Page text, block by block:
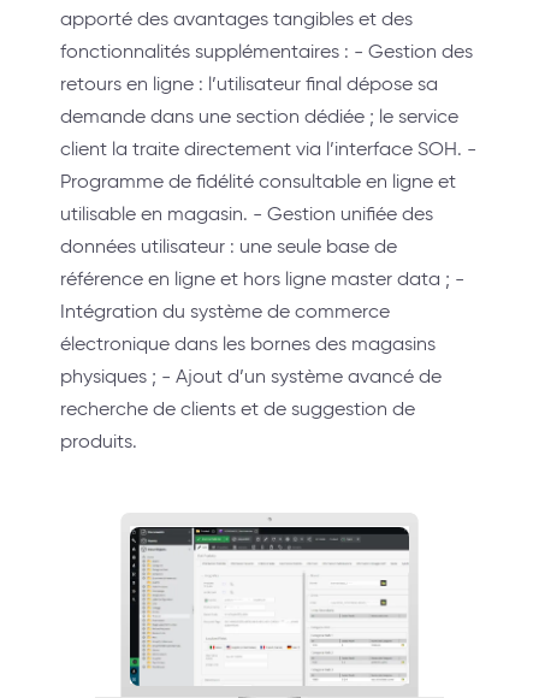
apporté des avantages tangibles et des
fonctionnalités supplémentaires : - Gestion des
retours en ligne : l’utilisateur final dépose sa
demande dans une section dédiée ; le service
client la traite directement via l’interface SOH. -
Programme de fidélité consultable en ligne et
utilisable en magasin. - Gestion unifiée des
données utilisateur : une seule base de
référence en ligne et hors ligne master data ; -
Intégration du système de commerce
électronique dans les bornes des magasins
physiques ; - Ajout d’un système avancé de
recherche de clients et de suggestion de
produits.